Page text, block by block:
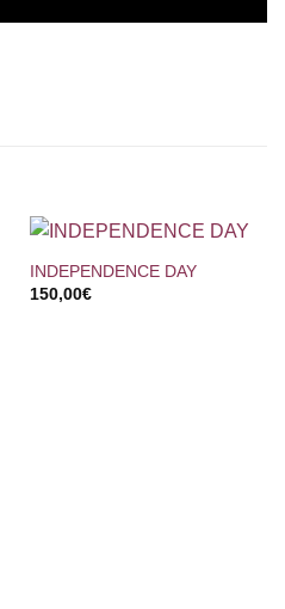
INDEPENDENCE DAY
150,00€